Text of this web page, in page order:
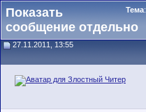
Тема:
Показать
сообщение отдельно
27.11.2011, 13:55